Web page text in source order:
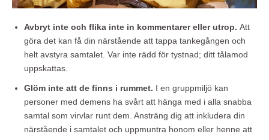
Avbryt inte och flika inte in kommentarer eller utrop. Att
göra det kan få din närstående att tappa tankegången och
helt avstyra samtalet. Var inte rädd för tystnad; ditt tålamod
uppskattas.
Glöm inte att de finns i rummet. I en gruppmiljö kan
personer med demens ha svårt att hänga med i alla snabba
samtal som virvlar runt dem. Ansträng dig att inkludera din
närstående i samtalet och uppmuntra honom eller henne att